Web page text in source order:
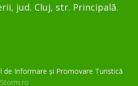
jud. Cluj, str. Principală.
de Informare și Promovare Turistică